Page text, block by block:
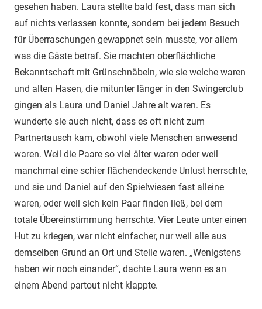
gesehen haben. Laura stellte bald fest, dass man sich
auf nichts verlassen konnte, sondern bei jedem Besuch
für Überraschungen gewappnet sein musste, vor allem
was die Gäste betraf. Sie machten oberflächliche
Bekanntschaft mit Grünschnäbeln, wie sie welche waren
und alten Hasen, die mitunter länger in den Swingerclub
gingen als Laura und Daniel Jahre alt waren. Es
wunderte sie auch nicht, dass es oft nicht zum
Partnertausch kam, obwohl viele Menschen anwesend
waren. Weil die Paare so viel älter waren oder weil
manchmal eine schier flächendeckende Unlust herrschte,
und sie und Daniel auf den Spielwiesen fast alleine
waren, oder weil sich kein Paar finden ließ, bei dem
totale Übereinstimmung herrschte. Vier Leute unter einen
Hut zu kriegen, war nicht einfacher, nur weil alle aus
demselben Grund an Ort und Stelle waren. „Wenigstens
haben wir noch einander“, dachte Laura wenn es an
einem Abend partout nicht klappte.